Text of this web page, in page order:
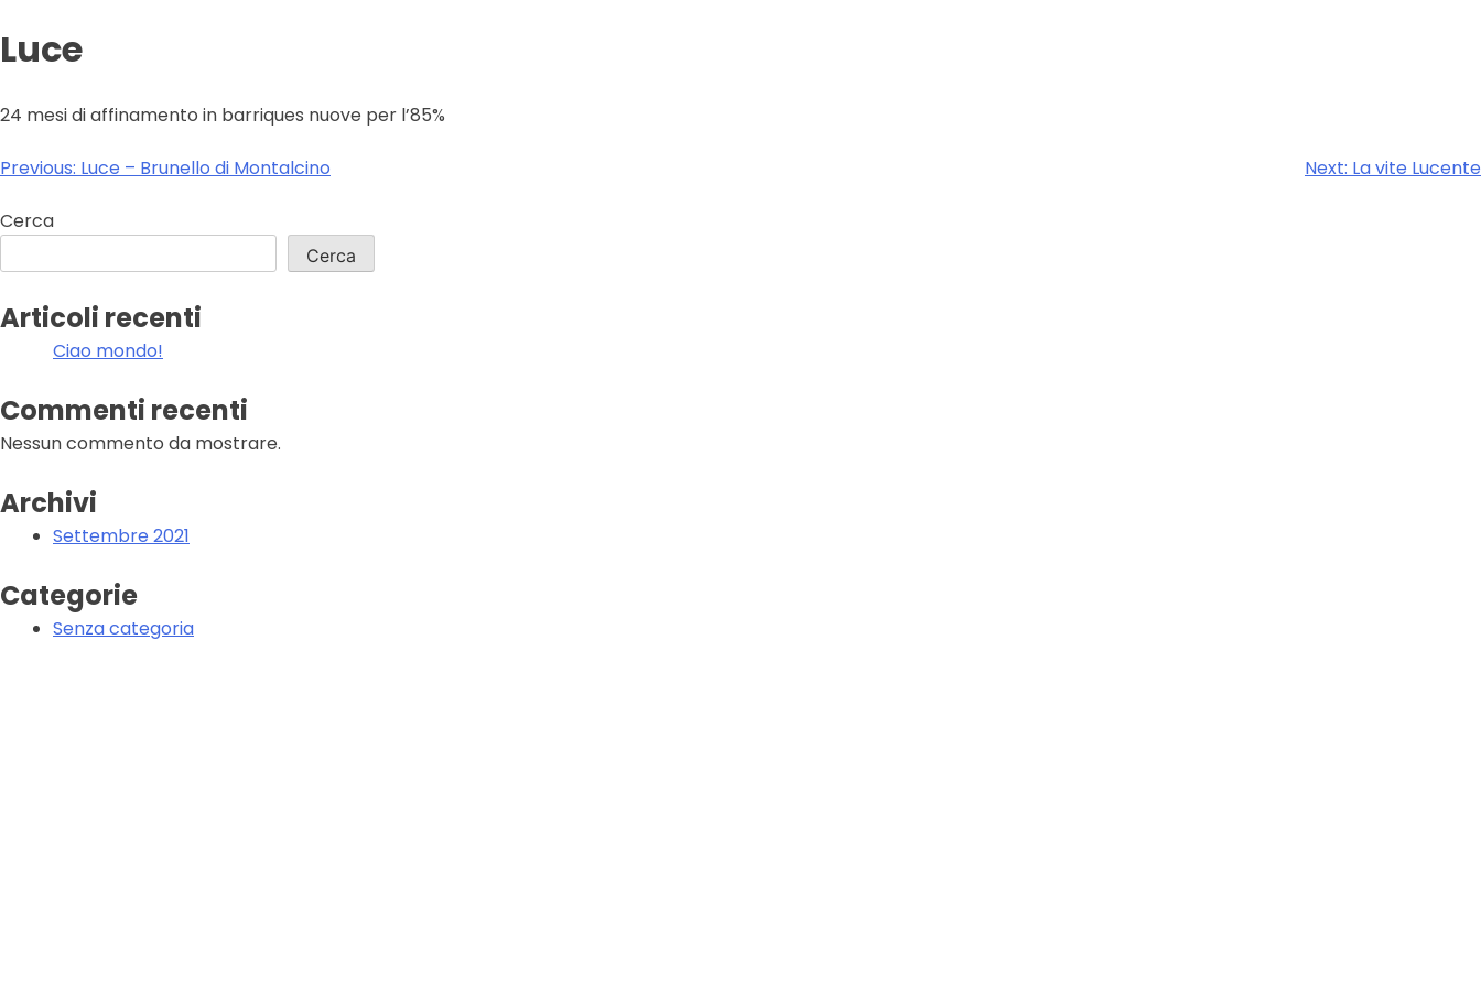
Luce
24 mesi di affinamento in barriques nuove per l’85%
Navigazione
articoli
Previous: Luce – Brunello di Montalcino Next: La vite Lucente
Cerca
Cerca
Articoli recenti
Ciao mondo!
Commenti recenti
Nessun commento da mostrare.
Archivi
Settembre 2021
Categorie
Senza categoria